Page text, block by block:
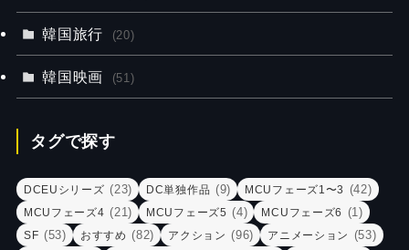
韓国旅行 (20)
韓国映画 (51)
タグで探す
DCEUシリーズ (23) DC単独作品 (9) MCUフェーズ1〜3 (42)
MCUフェーズ4 (21) MCUフェーズ5 (4) MCUフェーズ6 (1)
SF (53) おすすめ (82) アクション (96) アニメーション (53)